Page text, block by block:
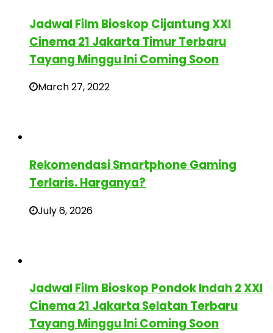
Jadwal Film Bioskop Cijantung XXI
Cinema 21 Jakarta Timur Terbaru
Tayang Minggu Ini Coming Soon
March 27, 2022
Rekomendasi Smartphone Gaming
Terlaris. Harganya?
July 6, 2026
Jadwal Film Bioskop Pondok Indah 2 XXI
Cinema 21 Jakarta Selatan Terbaru
Tayang Minggu Ini Coming Soon